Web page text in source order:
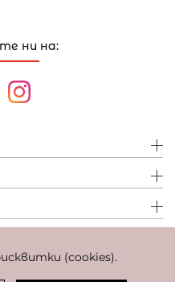
(cookies).
ни на: